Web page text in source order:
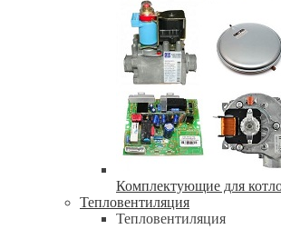
Комплектующие для
Тепловентиляция
Тепловентиляция